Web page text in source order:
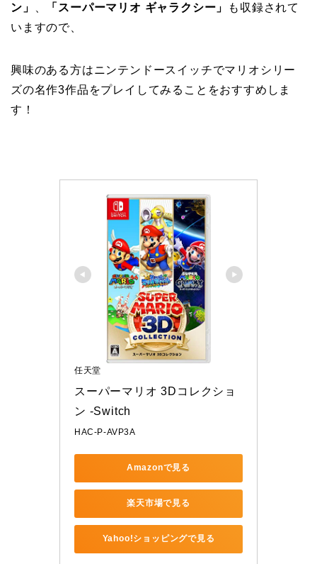
ン」
「スーパーマリオ ギャラクシー」
も収録されて
いますので、
興味のある方はニンテンドースイッチでマリオシリー
ズの名作3作品をプレイしてみることをおすすめしま
す！
任天堂
スーパーマリオ 3Dコレクショ
ン -Switch
HAC-P-AVP3A
Amazonで見る
楽天市場で見る
Yahoo!ショッピングで見る